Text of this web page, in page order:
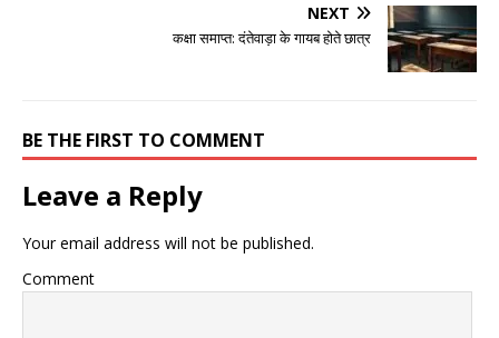
NEXT
कक्षा समाप्त: दंतेवाड़ा के गायब होते छात्र
BE THE FIRST TO COMMENT
Leave a Reply
Your email address will not be published.
Comment